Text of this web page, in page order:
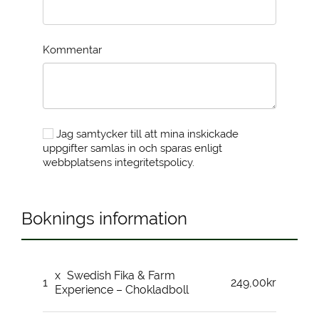
Kommentar
Jag samtycker till att mina inskickade
uppgifter samlas in och sparas enligt
webbplatsens integritetspolicy.
Boknings information
1
x Swedish Fika & Farm
Experience – Chokladboll
249,00kr